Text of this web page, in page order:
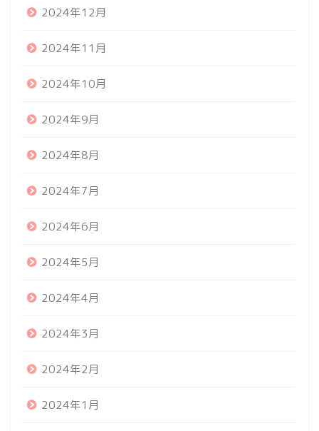
2024年12月
2024年11月
2024年10月
2024年9月
2024年8月
2024年7月
2024年6月
2024年5月
2024年4月
2024年3月
2024年2月
2024年1月